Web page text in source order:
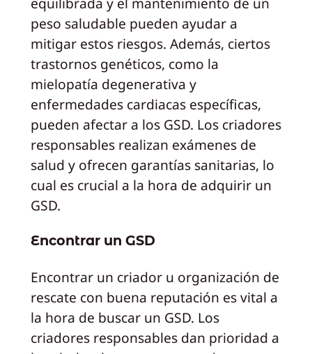
peso saludable pueden ayudar a
mitigar estos riesgos. Además, ciertos
trastornos genéticos, como la
mielopatía degenerativa y
enfermedades cardiacas específicas,
pueden afectar a los GSD. Los criadores
responsables realizan exámenes de
salud y ofrecen garantías sanitarias, lo
cual es crucial a la hora de adquirir un
GSD.
Encontrar un GSD
Encontrar un criador u organización de
rescate con buena reputación es vital a
la hora de buscar un GSD. Los
criadores responsables dan prioridad a